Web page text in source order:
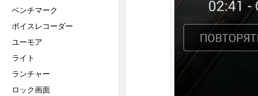
ベンチマーク
ボイスレコーダー
ユーモア
ライト
ランチャー
ロック画面